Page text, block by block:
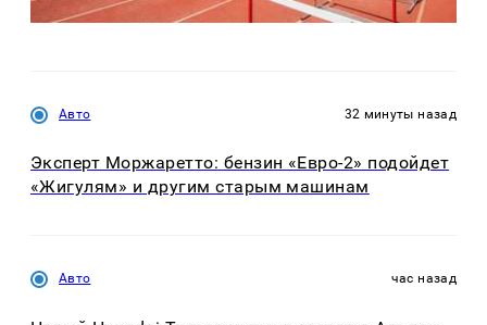
Авто 32 минуты назад
Эксперт Моржаретто: бензин «Евро-2» подойдет
«Жигулям» и другим старым машинам
Авто час назад